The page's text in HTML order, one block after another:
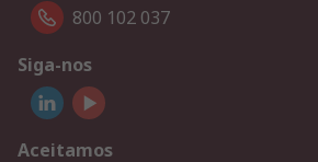
800 102 037
Siga-nos
Aceitamos